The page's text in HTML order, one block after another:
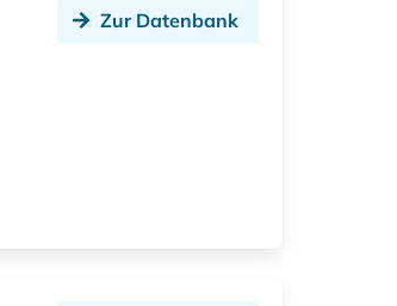
Zur Datenbank